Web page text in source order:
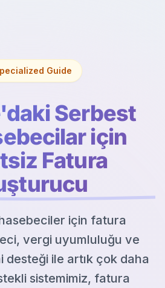
Guide
Serbest
için
Fatura
için fatura
vergi uyumluluğu ve
desteği ile artık çok daha
sistemimiz, fatura